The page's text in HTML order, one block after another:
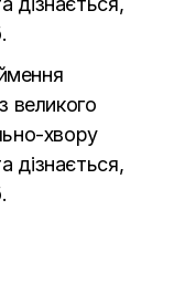
великого
хвору
дізнається,